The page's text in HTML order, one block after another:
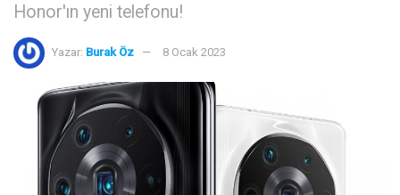
Honor'ın yeni telefonu!
Yazar: Burak Öz 8 Ocak 2023